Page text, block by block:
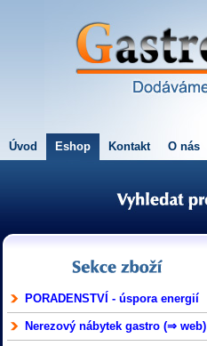
Úvod Eshop Kontakt O nás
PORADENSTVÍ - úspora energií
Nerezový nábytek gastro (⇒ web)